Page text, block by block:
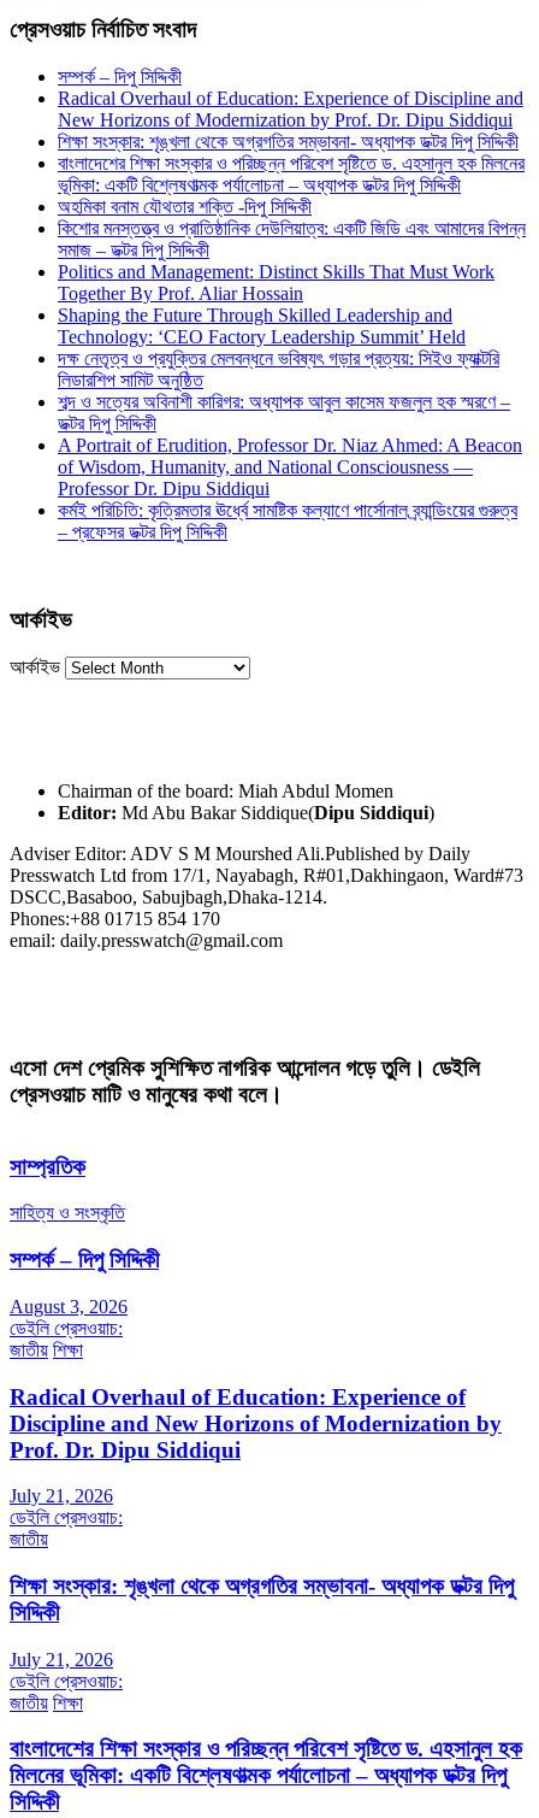
প্রেসওয়াচ নির্বাচিত সংবাদ
সম্পর্ক – দিপু সিদ্দিকী
Radical Overhaul of Education: Experience of Discipline and
New Horizons of Modernization by Prof. Dr. Dipu Siddiqui
শিক্ষা সংস্কার: শৃঙ্খলা থেকে অগ্রগতির সম্ভাবনা- অধ্যাপক ডক্টর দিপু সিদ্দিকী
বাংলাদেশের শিক্ষা সংস্কার ও পরিচ্ছন্ন পরিবেশ সৃষ্টিতে ড. এহসানুল হক মিলনের
ভূমিকা: একটি বিশ্লেষণাত্মক পর্যালোচনা – অধ্যাপক ডক্টর দিপু সিদ্দিকী
অহমিকা বনাম যৌথতার শক্তি -দিপু সিদ্দিকী
কিশোর মনস্তত্ত্ব ও প্রাতিষ্ঠানিক দেউলিয়াত্ব: একটি জিডি এবং আমাদের বিপন্ন
সমাজ – ডক্টর দিপু সিদ্দিকী
Politics and Management: Distinct Skills That Must Work
Together By Prof. Aliar Hossain
Shaping the Future Through Skilled Leadership and
Technology: ‘CEO Factory Leadership Summit’ Held
দক্ষ নেতৃত্ব ও প্রযুক্তির মেলবন্ধনে ভবিষ্যৎ গড়ার প্রত্যয়: সিইও ফ্যাক্টরি
লিডারশিপ সামিট অনুষ্ঠিত
শব্দ ও সত্যের অবিনাশী কারিগর: অধ্যাপক আবুল কাসেম ফজলুল হক স্মরণে –
ডক্টর দিপু সিদ্দিকী
A Portrait of Erudition, Professor Dr. Niaz Ahmed: A Beacon
of Wisdom, Humanity, and National Consciousness —
Professor Dr. Dipu Siddiqui
কর্মই পরিচিতি: কৃত্রিমতার ঊর্ধ্বে সামষ্টিক কল্যাণে পার্সোনাল ব্র্যান্ডিংয়ের গুরুত্ব
– প্রফেসর ডক্টর দিপু সিদ্দিকী
আর্কাইভ
আর্কাইভ
Chairman of the board: Miah Abdul Momen
Editor: Md Abu Bakar Siddique(Dipu Siddiqui)
Adviser Editor: ADV S M Mourshed Ali.Published by Daily
Presswatch Ltd from 17/1, Nayabagh, R#01,Dakhingaon, Ward#73
DSCC,Basaboo, Sabujbagh,Dhaka-1214.
Phones:+88 01715 854 170
email: daily.presswatch@gmail.com
এসো দেশ প্রেমিক সুশিক্ষিত নাগরিক আন্দোলন গড়ে তুলি। ডেইলি
প্রেসওয়াচ মাটি ও মানুষের কথা বলে।
সাম্প্রতিক
সাহিত্য ও সংস্কৃতি
সম্পর্ক – দিপু সিদ্দিকী
August 3, 2026
ডেইলি প্রেসওয়াচ:
জাতীয় শিক্ষা
Radical Overhaul of Education: Experience of
Discipline and New Horizons of Modernization by
Prof. Dr. Dipu Siddiqui
July 21, 2026
ডেইলি প্রেসওয়াচ:
জাতীয়
শিক্ষা সংস্কার: শৃঙ্খলা থেকে অগ্রগতির সম্ভাবনা- অধ্যাপক ডক্টর দিপু
সিদ্দিকী
July 21, 2026
ডেইলি প্রেসওয়াচ:
জাতীয় শিক্ষা
বাংলাদেশের শিক্ষা সংস্কার ও পরিচ্ছন্ন পরিবেশ সৃষ্টিতে ড. এহসানুল হক
মিলনের ভূমিকা: একটি বিশ্লেষণাত্মক পর্যালোচনা – অধ্যাপক ডক্টর দিপু
সিদ্দিকী